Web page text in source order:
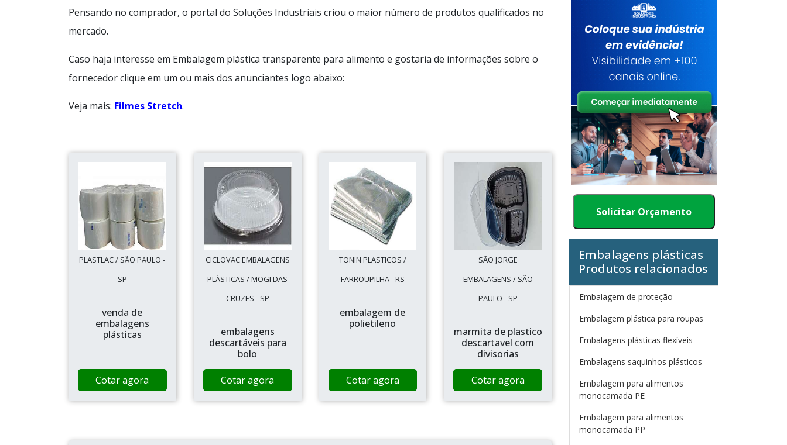
Pensando no comprador, o portal do Soluções Industriais criou o maior número de produtos qualificados no
mercado.
Caso haja interesse em Embalagem plástica transparente para alimento e gostaria de informações sobre o
fornecedor clique em um ou mais dos anunciantes logo abaixo:
Veja mais: Filmes Stretch.
PLASTLAC / SÃO PAULO -
SP
venda de
embalagens
plásticas
Cotar agora
CICLOVAC EMBALAGENS
PLÁSTICAS / MOGI DAS
CRUZES - SP
embalagens
descartáveis para
bolo
Cotar agora
TONIN PLASTICOS /
FARROUPILHA - RS
embalagem de
polietileno
Cotar agora
SÃO JORGE
EMBALAGENS / SÃO
PAULO - SP
marmita de plastico
descartavel com
divisorias
Cotar agora
Solicitar Orçamento
Embalagens plásticas
Produtos relacionados
Embalagem de proteção
Embalagem plástica para roupas
Embalagens plásticas flexíveis
Embalagens saquinhos plásticos
Embalagem para alimentos
monocamada PE
Embalagem para alimentos
monocamada PP